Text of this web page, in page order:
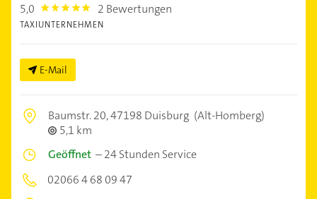
5,0 5.0 2 Bewertungen
TAXIUNTERNEHMEN
E-Mail
Baumstr. 20,47198 Duisburg (Alt-Homberg)
5,1 km
Geöffnet –24 Stunden Service
02066 4 68 09 47